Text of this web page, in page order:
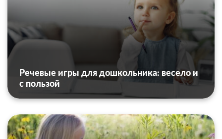
Речевые игры для дошкольника: весело и
с пользой